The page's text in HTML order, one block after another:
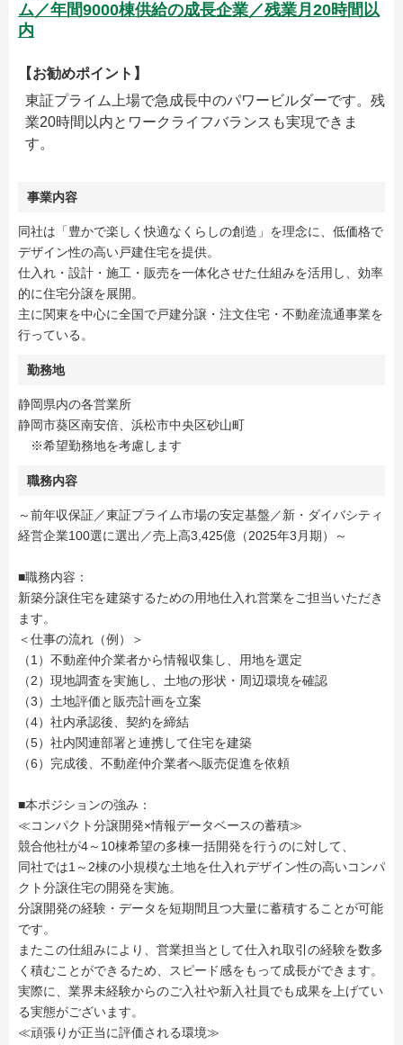
ム／年間9000棟供給の成長企業／残業月20時間以
内
【お勧めポイント】
東証プライム上場で急成長中のパワービルダーです。残
業20時間以内とワークライフバランスも実現できま
す。
事業内容
同社は「豊かで楽しく快適なくらしの創造」を理念に、低価格で
デザイン性の高い戸建住宅を提供。
仕入れ・設計・施工・販売を一体化させた仕組みを活用し、効率
的に住宅分譲を展開。
主に関東を中心に全国で戸建分譲・注文住宅・不動産流通事業を
行っている。
勤務地
静岡県内の各営業所
静岡市葵区南安倍、浜松市中央区砂山町
※希望勤務地を考慮します
職務内容
～前年収保証／東証プライム市場の安定基盤／新・ダイバシティ
経営企業100選に選出／売上高3,425億（2025年3月期）～
■職務内容：
新築分譲住宅を建築するための用地仕入れ営業をご担当いただき
ます。
＜仕事の流れ（例）＞
（1）不動産仲介業者から情報収集し、用地を選定
（2）現地調査を実施し、土地の形状・周辺環境を確認
（3）土地評価と販売計画を立案
（4）社内承認後、契約を締結
（5）社内関連部署と連携して住宅を建築
（6）完成後、不動産仲介業者へ販売促進を依頼
■本ポジションの強み：
≪コンパクト分譲開発×情報データベースの蓄積≫
競合他社が4～10棟希望の多棟一括開発を行うのに対して、
同社では1～2棟の小規模な土地を仕入れデザイン性の高いコンパ
クト分譲住宅の開発を実施。
分譲開発の経験・データを短期間且つ大量に蓄積することが可能
です。
またこの仕組みにより、営業担当として仕入れ取引の経験を数多
く積むことができるため、スピード感をもって成長ができます。
実際に、業界未経験からのご入社や新入社員でも成果を上げてい
る実態がございます。
≪頑張りが正当に評価される環境≫